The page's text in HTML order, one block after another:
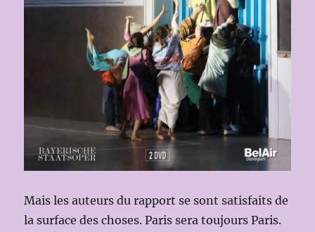
Mais les auteurs du rapport se sont satisfaits de
la surface des choses. Paris sera toujours Paris.